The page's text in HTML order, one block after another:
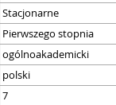
Stacjonarne
Pierwszego stopnia
ogólnoakademicki
polski
7